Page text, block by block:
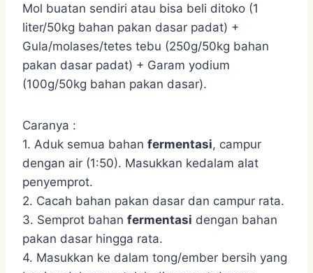
Mol buatan sendiri atau bisa beli ditoko (1
liter/50kg bahan pakan dasar padat) +
Gula/molases/tetes tebu (250g/50kg bahan
pakan dasar padat) + Garam yodium
(100g/50kg bahan pakan dasar).
Caranya :
1. Aduk semua bahan fermentasi, campur
dengan air (1:50). Masukkan kedalam alat
penyemprot.
2. Cacah bahan pakan dasar dan campur rata.
3. Semprot bahan fermentasi dengan bahan
pakan dasar hingga rata.
4. Masukkan ke dalam tong/ember bersih yang